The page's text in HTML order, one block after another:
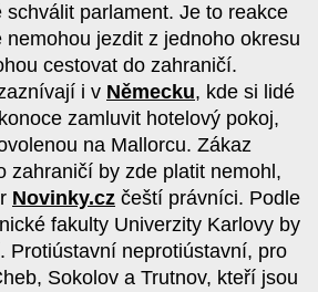
parlament. Je to reakce
jezdit z jednoho okresu
cestovat do zahraničí.
i v Německu, kde si lidé
zamluvit hotelový pokoj,
na Mallorcu. Zákaz
zahraničí by zde platit nemohl,
Novinky.cz čeští právníci. Podle
fakulty Univerzity Karlovy by
Protiústavní neprotiústavní, pro
Sokolov a Trutnov, kteří jsou